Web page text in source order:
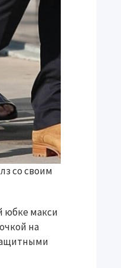
со своим
юбке макси
на